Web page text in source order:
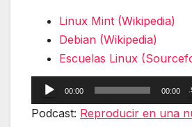
Linux Mint (Wikipedia)
Debian (Wikipedia)
Escuelas Linux
Reproductor
de
00:00 00:00
Podcast: Reproducir en una